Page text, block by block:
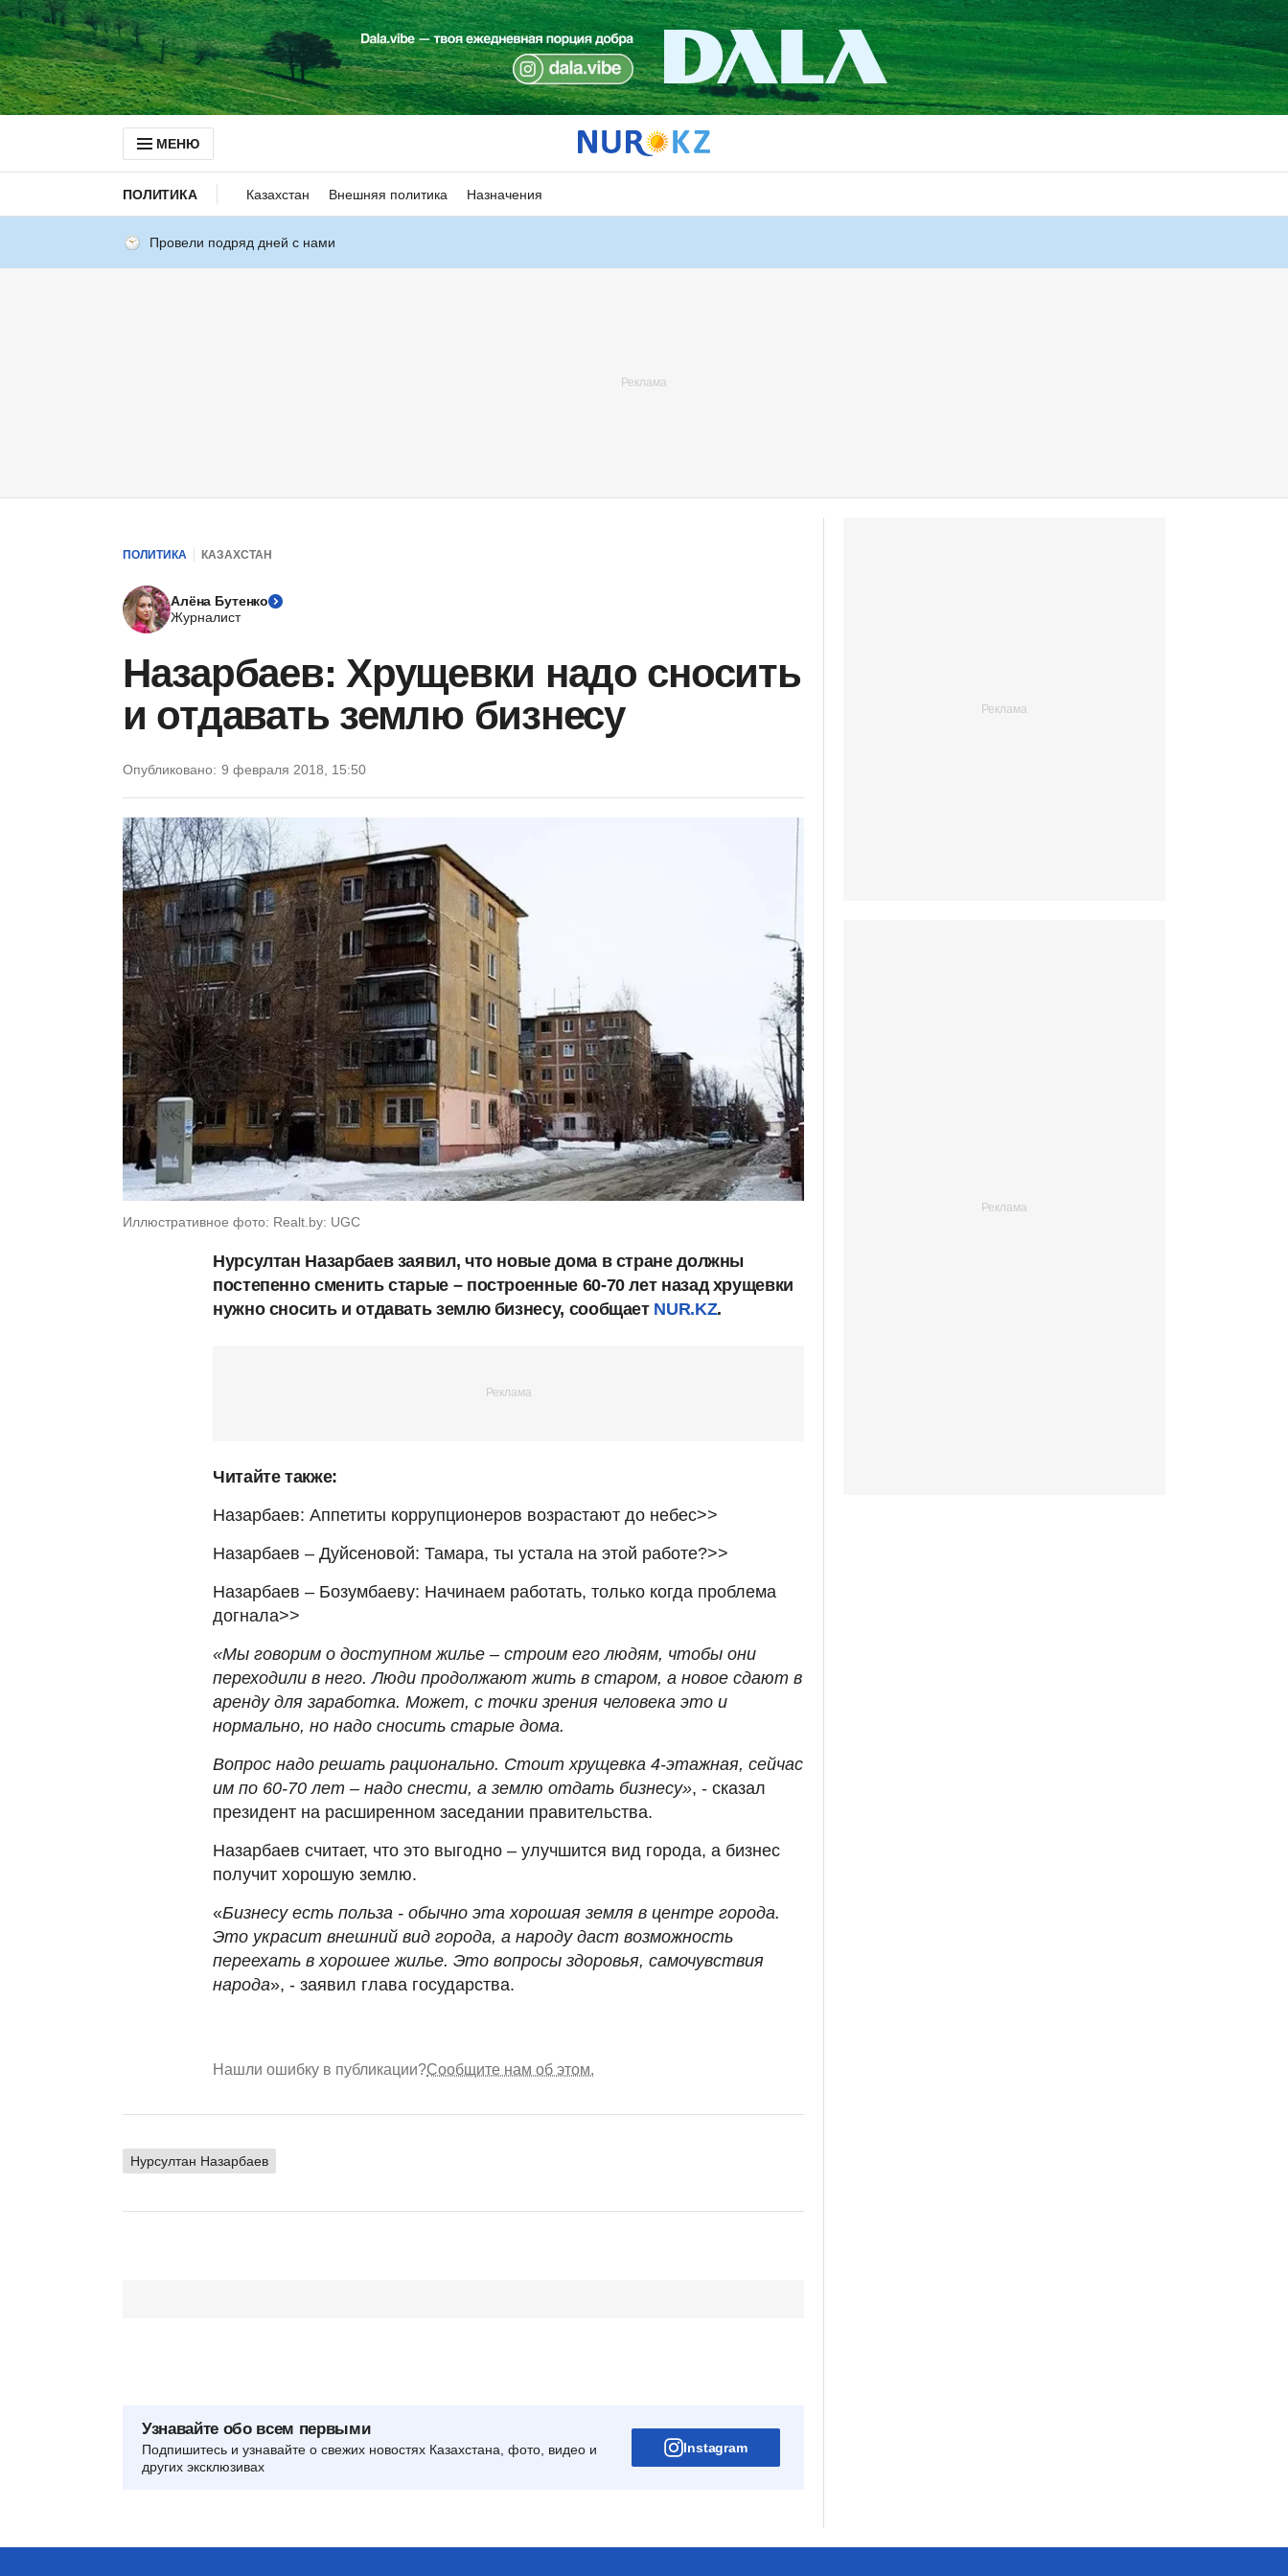
МЕНЮ
ПОЛИТИКА Казахстан Внешняя политика Назначения
Провели подряд дней с нами
ПОЛИТИКА КАЗАХСТАН
Алёна Бутенко
Журналист
Назарбаев: Хрущевки надо сносить
и отдавать землю бизнесу
Опубликовано: 9 февраля 2018, 15:50
Иллюстративное фото: Realt.by: UGC
Нурсултан Назарбаев заявил, что новые дома в стране должны
постепенно сменить старые – построенные 60-70 лет назад хрущевки
нужно сносить и отдавать землю бизнесу, сообщает NUR.KZ.
Читайте также:
Назарбаев: Аппетиты коррупционеров возрастают до небес>>
Назарбаев – Дуйсеновой: Тамара, ты устала на этой работе?>>
Назарбаев – Бозумбаеву: Начинаем работать, только когда проблема
догнала>>
«Мы говорим о доступном жилье – строим его людям, чтобы они
переходили в него. Люди продолжают жить в старом, а новое сдают в
аренду для заработка. Может, с точки зрения человека это и
нормально, но надо сносить старые дома.
Вопрос надо решать рационально. Стоит хрущевка 4-этажная, сейчас
им по 60-70 лет – надо снести, а землю отдать бизнесу», - сказал
президент на расширенном заседании правительства.
Назарбаев считает, что это выгодно – улучшится вид города, а бизнес
получит хорошую землю.
«Бизнесу есть польза - обычно эта хорошая земля в центре города.
Это украсит внешний вид города, а народу даст возможность
переехать в хорошее жилье. Это вопросы здоровья, самочувствия
народа», - заявил глава государства.
Нашли ошибку в публикации?Сообщите нам об этом.
Нурсултан Назарбаев
Узнавайте обо всем первыми
Подпишитесь и узнавайте о свежих новостях Казахстана, фото, видео и
других эксклюзивах
Instagram